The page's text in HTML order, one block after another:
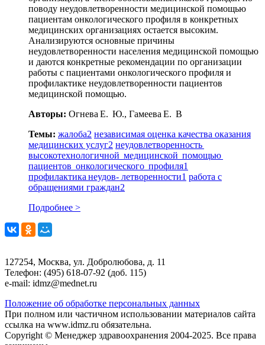
поводу неудовлетворенности медицинской помощью
пациентам онкологического профиля в конкретных
медицинских организациях остается высоким.
Анализируются основные причины
неудовлетворенности населения медицинской помощью
и даются конкретные рекомендации по организации
работы с пациентами онкологического профиля и
профилактике неудовлетворенности пациентов
медицинской помощью.
Авторы: Огнева Е. Ю., Гамеева Е. В
Темы: жалоба2 независимая оценка качества оказания
медицинских услуг2 неудовлетворенность
высокотехнологичной медицинской помощью
пациентов онкологического профиля1
профилактика неудов- летворенности1 работа с
обращениями граждан2
Подробнее >
127254, Москва, ул. Добролюбова, д. 11
Телефон: (495) 618-07-92 (доб. 115)
e-mail: idmz@mednet.ru
Положение об обработке персональных данных
При полном или частичном использовании материалов сайта
ссылка на www.idmz.ru обязательна.
Copyright © Менеджер здравоохранения 2004-2025. Все права